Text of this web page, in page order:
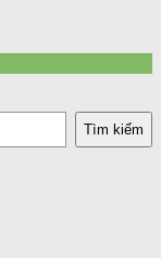
Tìm kiếm